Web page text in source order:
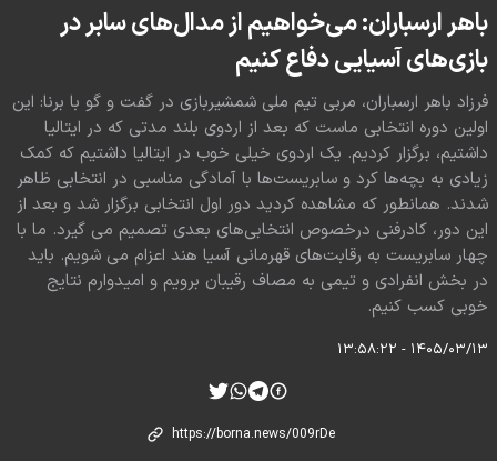
باهر ارسباران: می‌خواهیم از مدال‌های سابر در
بازی‌های آسیایی دفاع کنیم
فرزاد باهر ارسباران، مربی تیم ملی شمشیربازی در گفت و گو با برنا: این
اولین دوره انتخابی ماست که بعد از اردوی بلند مدتی که در ایتالیا
داشتیم، برگزار کردیم. یک اردوی خیلی خوب در ایتالیا داشتیم که کمک
زیادی به بچه‌ها کرد و سابریست‌ها با آمادگی مناسبی در انتخابی ظاهر
شدند. همانطور که مشاهده کردید دور اول انتخابی برگزار شد و بعد از
این دور، کادرفنی درخصوص انتخابی‌های بعدی تصمیم می گیرد. ما با
چهار سابریست به رقابت‌های قهرمانی آسیا هند اعزام می شویم. باید
در بخش انفرادی و تیمی به مصاف رقیبان برویم و امیدوارم نتایج
خوبی کسب کنیم.
۱۴۰۵/۰۳/۱۳ - ۱۳:۵۸:۲۲